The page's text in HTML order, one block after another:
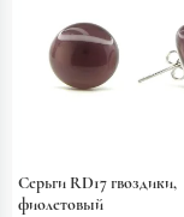
Серьги RD17 гвоздики,
фиолетовый